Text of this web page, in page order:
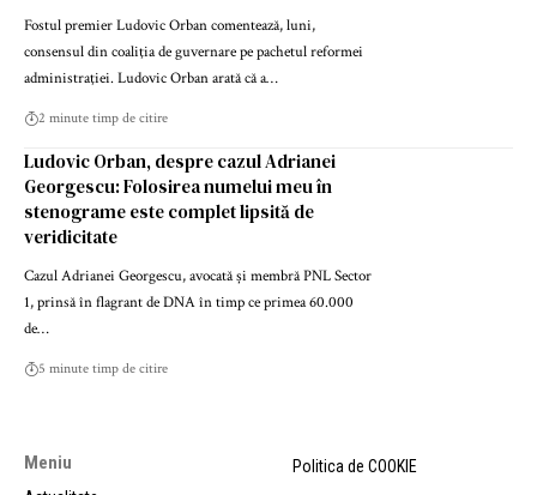
Fostul premier Ludovic Orban comentează, luni,
consensul din coaliţia de guvernare pe pachetul reformei
administraţiei. Ludovic Orban arată că a…
2 minute timp de citire
Ludovic Orban, despre cazul Adrianei
Georgescu: Folosirea numelui meu în
stenograme este complet lipsită de
veridicitate
Cazul Adrianei Georgescu, avocată și membră PNL Sector
1, prinsă în flagrant de DNA în timp ce primea 60.000
de…
5 minute timp de citire
Meniu Politica de COOKIE